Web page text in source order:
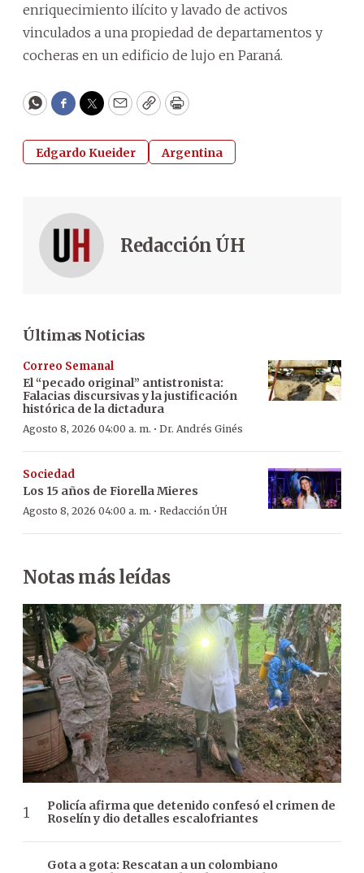
enriquecimiento ilícito y lavado de activos
vinculados a una propiedad de departamentos y
cocheras en un edificio de lujo en Paraná.
WhatsApp
Facebook
Twitter
EmailCopyPrint
Edgardo Kueider Argentina
Redacción ÚH
Últimas Noticias
Correo Semanal
El “pecado original” antistronista:
Falacias discursivas y la justificación
histórica de la dictadura
Agosto 8, 2026 04:00 a. m. · Dr. Andrés Ginés
Sociedad
Los 15 años de Fiorella Mieres
Agosto 8, 2026 04:00 a. m. · Redacción ÚH
Notas más leídas
Policía afirma que detenido confesó el crimen de
Roselín y dio detalles escalofriantes
Gota a gota: Rescatan a un colombiano